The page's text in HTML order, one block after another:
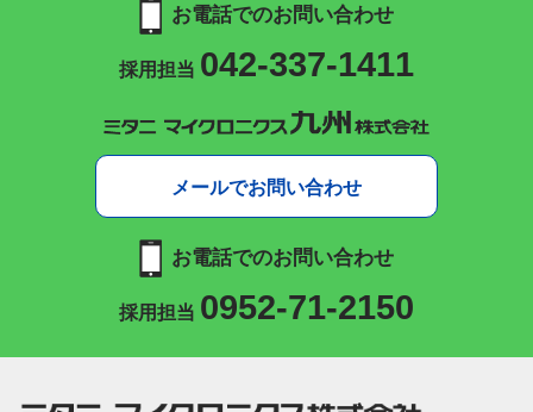
お電話でのお問い合わせ
採用担当 042-337-1411
メールでお問い合わせ
お電話でのお問い合わせ
採用担当 0952-71-2150